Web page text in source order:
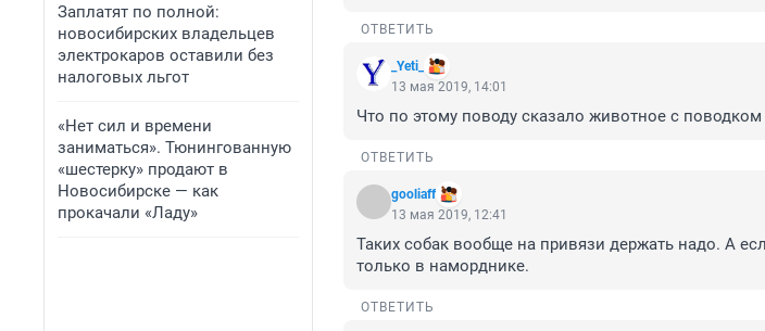
Заплатят по полной:
новосибирских владельцев
электрокаров оставили без
налоговых льгот
«Нет сил и времени
заниматься». Тюнингованную
«шестерку» продают в
Новосибирске — как
прокачали «Ладу»
ОТВЕТИТЬ
_Yeti_
13 мая 2019, 14:01
Что по этому поводу сказало животное с поводком
ОТВЕТИТЬ
gooliaff
13 мая 2019, 12:41
Таких собак вообще на привязи держать надо. А
только в наморднике.
ОТВЕТИТЬ